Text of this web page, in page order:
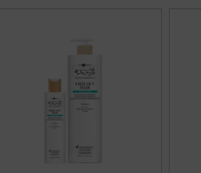
múltiples
variantes.
opciones